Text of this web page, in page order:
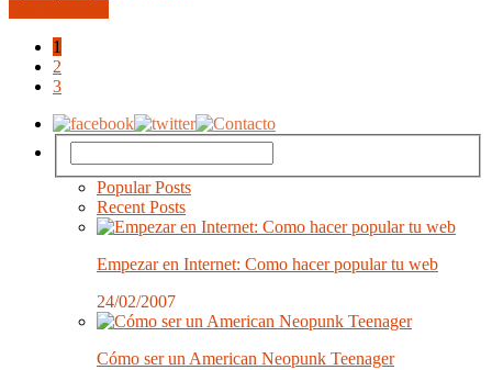
1
2
3
Popular Posts
Recent Posts
Empezar en Internet: Como hacer popular tu web
24/02/2007
Cómo ser un American Neopunk Teenager